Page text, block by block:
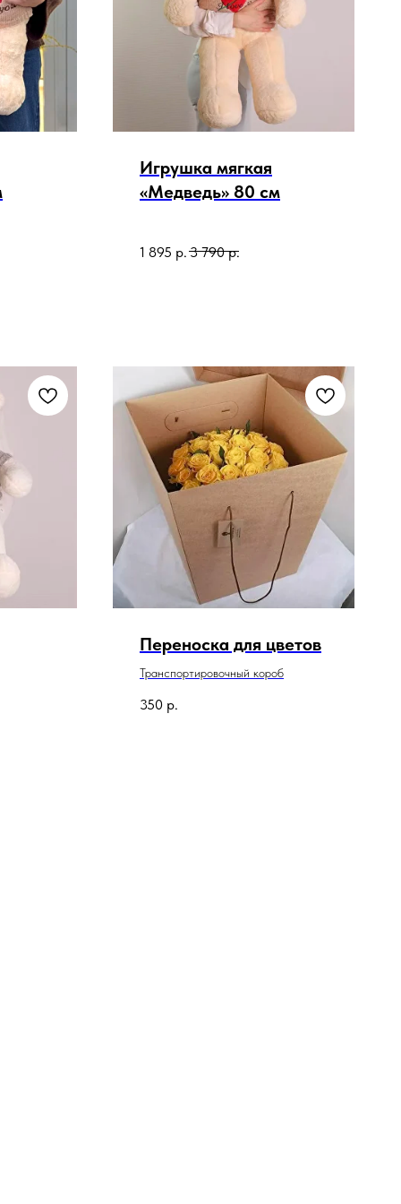
Игрушка мягкая
«Медведь» 80 см
1 895 р. 3 790 р.
Переноска для цветов
Транспортировочный короб
350 р.